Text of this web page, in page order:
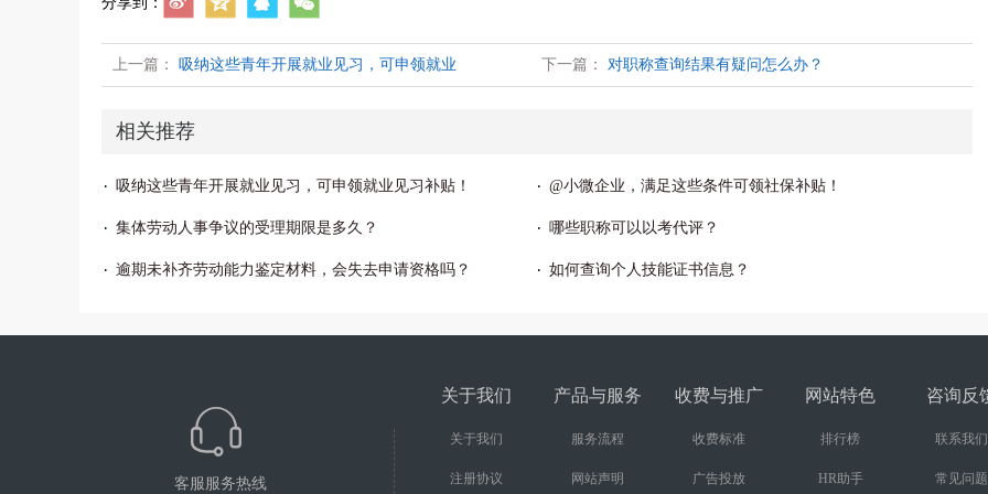
上一篇： 吸纳这些青年开展就业见习，可申领就业 下一篇：对职称查询结果有疑问怎么办？
相关推荐
吸纳这些青年开展就业见习，可申领就业见习补贴！ @小微企业，满足这些条件可领社保补贴！
集体劳动人事争议的受理期限是多久？ 哪些职称可以以考代评？
逾期未补齐劳动能力鉴定材料，会失去申请资格吗？ 如何查询个人技能证书信息？
客服服务热线
关于我们
关于我们
注册协议
产品与服务
服务流程
网站声明
收费与推广
收费标准
广告投放
网站特色
排行榜
HR助手
咨询反
联系我们
常见问题